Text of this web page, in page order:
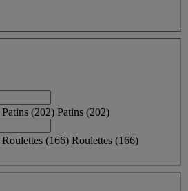
Patins (202) Patins (202)
Roulettes (166) Roulettes (166)